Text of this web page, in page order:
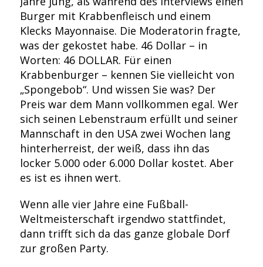
Burger mit Krabbenfleisch und einem
Klecks Mayonnaise. Die Moderatorin fragte,
was der gekostet habe. 46 Dollar – in
Worten: 46 DOLLAR. Für einen
Krabbenburger – kennen Sie vielleicht von
„Spongebob“. Und wissen Sie was? Der
Preis war dem Mann vollkommen egal. Wer
sich seinen Lebenstraum erfüllt und seiner
Mannschaft in den USA zwei Wochen lang
hinterherreist, der weiß, dass ihn das
locker 5.000 oder 6.000 Dollar kostet. Aber
es ist es ihnen wert.
Wenn alle vier Jahre eine Fußball-
Weltmeisterschaft irgendwo stattfindet,
dann trifft sich da das ganze globale Dorf
zur großen Party.